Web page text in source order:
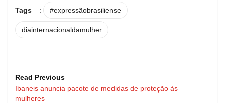
Tags : #expressãobrasiliense
diainternacionaldamulher
Read Previous
Ibaneis anuncia pacote de medidas de proteção às
mulheres